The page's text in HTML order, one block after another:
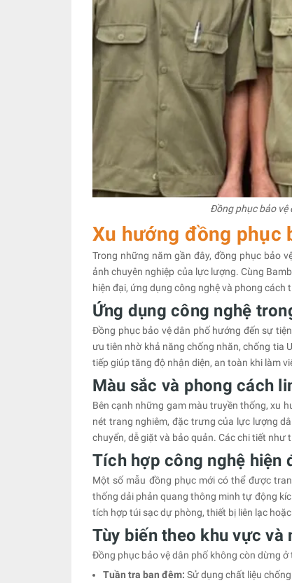
Đồng phục bảo
Xu hướng đồng phục
Trong những năm gần đây, đồng phục bảo
ảnh chuyên nghiệp của lực lượng. Cùng
hiện đại, ứng dụng công nghệ và phong cách
Ứng dụng công nghệ
Đồng phục bảo vệ dân phố hướng đến sự
ưu tiên nhờ khả năng chống nhăn, chống tia
tiếp giúp tăng độ nhận diện, an toàn khi làm
Màu sắc và phong cách
Bên cạnh những gam màu truyền thống, xu
nét trang nghiêm, đặc trưng của lực lượng
chuyển, dễ giặt và bảo quản. Các chi tiết
Tích hợp công nghệ hiện
Một số mẫu đồng phục mới có thể được
thống dải phản quang thông minh tự động
tích hợp túi sạc dự phòng, thiết bị liên lạc
Tùy biến theo khu vực và
Đồng phục bảo vệ dân phố không còn dừng
Tuần tra ban đêm: Sử dụng chất liệu